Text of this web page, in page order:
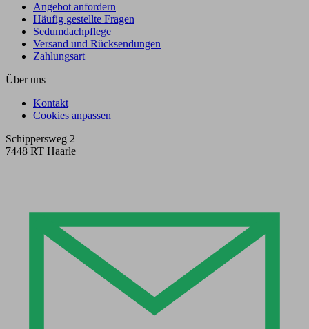
Angebot anfordern
Häufig gestellte Fragen
Sedumdachpflege
Versand und Rücksendungen
Zahlungsart
Über uns
Kontakt
Cookies anpassen
Schippersweg 2
7448 RT Haarle